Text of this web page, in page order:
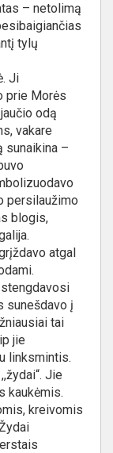
– netolimą
tylų
Ji
prie Morės
odą
vakare
sunaikina –
persilaužimo
blogis,
atgal
sunešdavo į
tai
jie
linksmintis.
Jie
kaukėmis.
kreivomis